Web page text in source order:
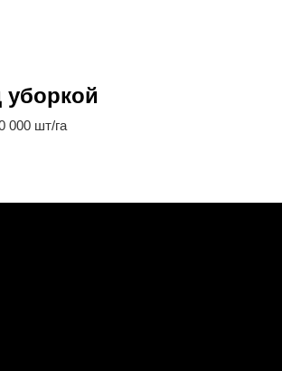
уборкой
000 шт/га